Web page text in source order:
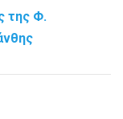
της Φ.